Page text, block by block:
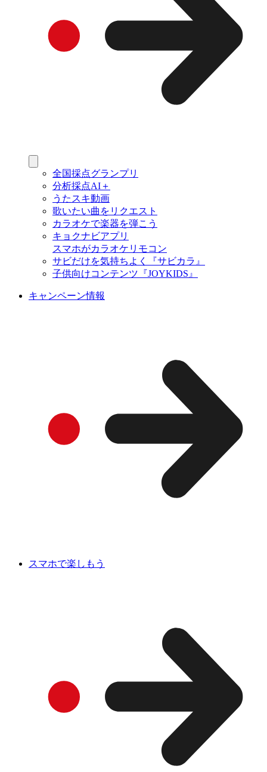
全国採点グランプリ
分析採点AI＋
うたスキ動画
歌いたい曲をリクエスト
カラオケで楽器を弾こう
キョクナビアプリ
スマホがカラオケリモコン
サビだけを気持ちよく『サビカラ』
子供向けコンテンツ『JOYKIDS』
キャンペーン情報
スマホで楽しもう